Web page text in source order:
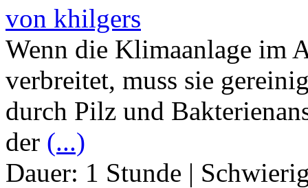
von khilgers
Wenn die Klimaanlage im
verbreitet, muss sie
durch Pilz und
der (...)
Dauer: 1 Stunde |